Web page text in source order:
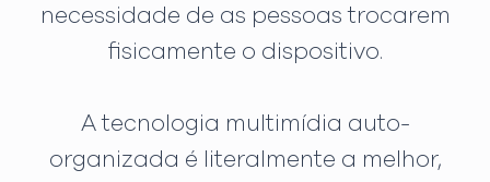
necessidade de as pessoas trocarem
fisicamente o dispositivo.
A tecnologia multimídia auto-
organizada é literalmente a melhor,